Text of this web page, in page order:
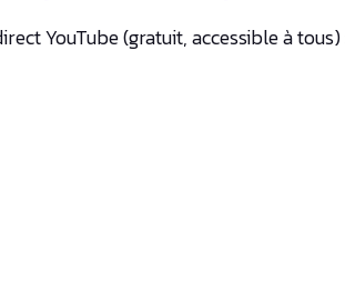
YouTube (gratuit, accessible à tous)